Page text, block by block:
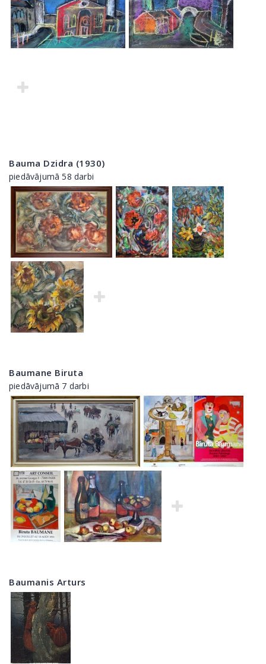
Bauma Dzidra (1930)
piedāvājumā 58 darbi
Baumane Biruta
piedāvājumā 7 darbi
Baumanis Arturs